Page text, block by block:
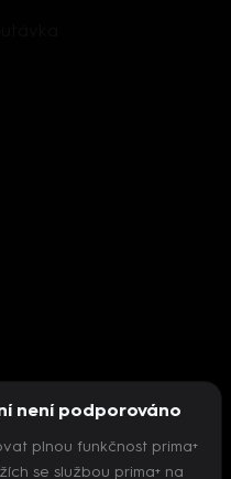
není podporováno
plnou funkčnost prima+
se službou prima+ na